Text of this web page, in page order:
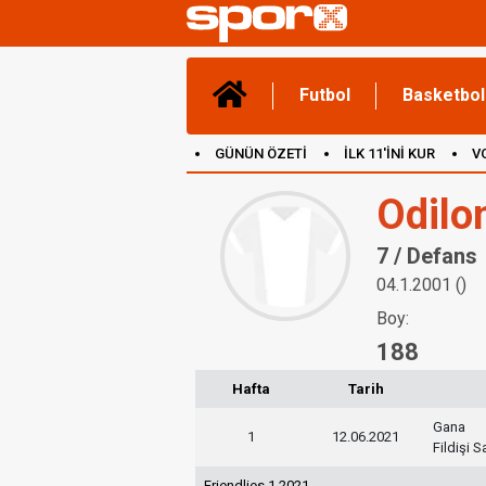
Futbol Basketbol
GÜNÜN ÖZETİ İLK 11'İNİ KUR
7 / Defans
04.1.2001 ()
Boy:
188
Hafta Tarih
1 12.06.2021
Gana
Fildişi